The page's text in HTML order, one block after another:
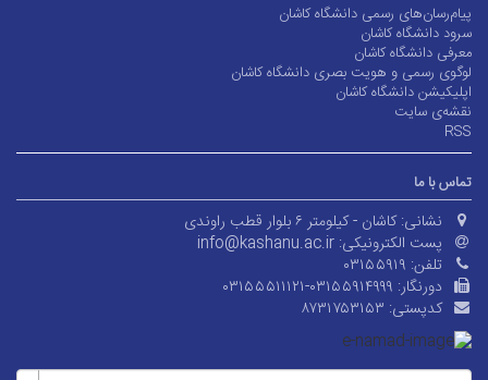
پیام‌رسان‌های رسمی دانشگاه کاشان
سرود دانشگاه کاشان
معرفی دانشگاه کاشان
لوگوی رسمی و هویت بصری دانشگاه کاشان
اپلیکیشن دانشگاه کاشان
نقشه‌ی سایت
RSS
تماس با ما
نشانی: کاشان - کیلومتر ۶ بلوار قطب راوندی
پست الکترونیکی: info@kashanu.ac.ir
تلفن: ۰۳۱۵۵۹۱۹
دورنگار: ۰۳۱۵۵۵۱۱۱۲۱-۰۳۱۵۵۹۱۴۹۹۹
کدپستی: ۸۷۳۱۷۵۳۱۵۳